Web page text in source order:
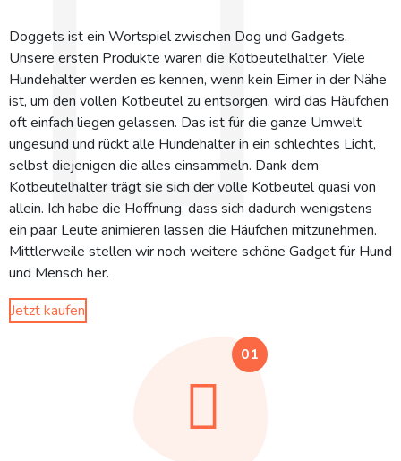
Doggets ist ein Wortspiel zwischen Dog und Gadgets.
Unsere ersten Produkte waren die Kotbeutelhalter. Viele
Hundehalter werden es kennen, wenn kein Eimer in der Nähe
ist, um den vollen Kotbeutel zu entsorgen, wird das Häufchen
oft einfach liegen gelassen. Das ist für die ganze Umwelt
ungesund und rückt alle Hundehalter in ein schlechtes Licht,
selbst diejenigen die alles einsammeln. Dank dem
Kotbeutelhalter trägt sie sich der volle Kotbeutel quasi von
allein. Ich habe die Hoffnung, dass sich dadurch wenigstens
ein paar Leute animieren lassen die Häufchen mitzunehmen.
Mittlerweile stellen wir noch weitere schöne Gadget für Hund
und Mensch her.
Jetzt kaufen
01